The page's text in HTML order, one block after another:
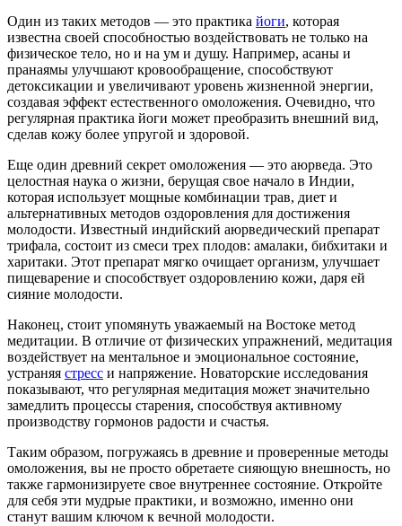
Один из таких методов — это практика йоги, которая
известна своей способностью воздействовать не только на
физическое тело, но и на ум и душу. Например, асаны и
пранаямы улучшают кровообращение, способствуют
детоксикации и увеличивают уровень жизненной энергии,
создавая эффект естественного омоложения. Очевидно, что
регулярная практика йоги может преобразить внешний вид,
сделав кожу более упругой и здоровой.
Еще один древний секрет омоложения — это аюрведа. Это
целостная наука о жизни, берущая свое начало в Индии,
которая использует мощные комбинации трав, диет и
альтернативных методов оздоровления для достижения
молодости. Известный индийский аюрведический препарат
трифала, состоит из смеси трех плодов: амалаки, бибхитаки и
харитаки. Этот препарат мягко очищает организм, улучшает
пищеварение и способствует оздоровлению кожи, даря ей
сияние молодости.
Наконец, стоит упомянуть уважаемый на Востоке метод
медитации. В отличие от физических упражнений, медитация
воздействует на ментальное и эмоциональное состояние,
устраняя стресс и напряжение. Новаторские исследования
показывают, что регулярная медитация может значительно
замедлить процессы старения, способствуя активному
производству гормонов радости и счастья.
Таким образом, погружаясь в древние и проверенные методы
омоложения, вы не просто обретаете сияющую внешность, но
также гармонизируете свое внутреннее состояние. Откройте
для себя эти мудрые практики, и возможно, именно они
станут вашим ключом к вечной молодости.